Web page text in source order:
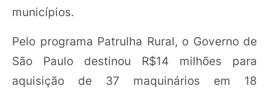
municípios.
Pelo programa Patrulha Rural, o Governo de
São Paulo destinou R$14 milhões para
aquisição de 37 maquinários em 18